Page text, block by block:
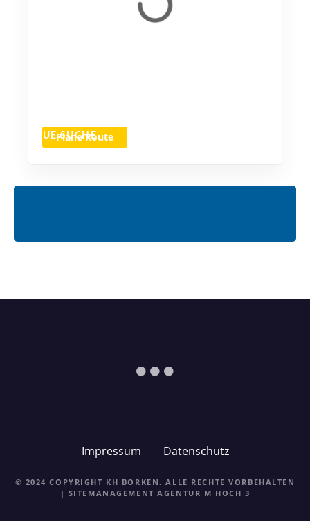
Plane Route
NEUE SUCHE
Impressum Datenschutz
© 2024 COPYRIGHT KH BORKEN. ALLE RECHTE VORBEHALTEN
| SITEMANAGEMENTAGENTUR M HOCH 3